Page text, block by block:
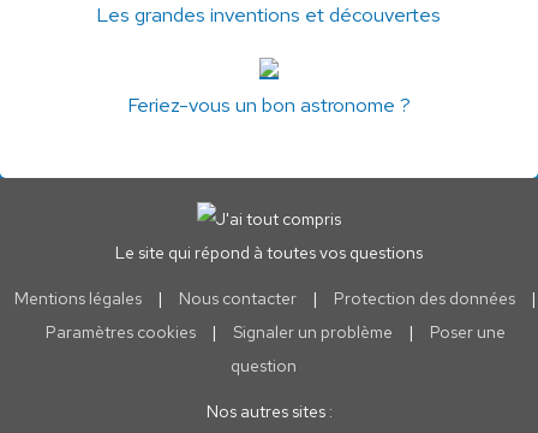
Les grandes inventions et découvertes
Feriez-vous un bon astronome ?
Le site qui répond à toutes vos questions
Mentions légales | Nous contacter | Protection des données
|
Paramètres cookies
| Signaler un problème |
Poser une
question
Nos autres sites :